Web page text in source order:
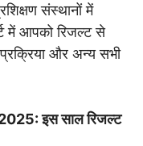
संस्थानों में
में आपको रिजल्ट से
और अन्य सभी
इस साल रिजल्ट